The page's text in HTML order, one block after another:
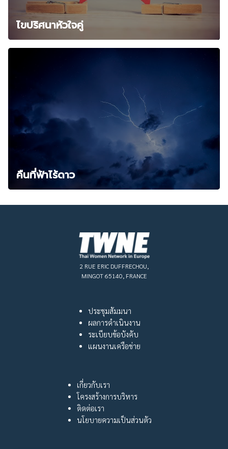
ไขปริศนาหัวใจคู่
คืนที่ฟ้าไร้ดาว
2 RUE ERIC DUFFRECHOU,
MINGOT 65140, FRANCE
ประชุมสัมมนา
ผลการดำเนินงาน
ระเบียบข้อบังคับ
แผนงานเครือข่าย
เกี่ยวกับเรา
โครงสร้างการบริหาร
ติดต่อเรา
นโยบายความเป็นส่วนตัว